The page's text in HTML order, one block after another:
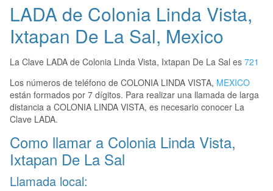
LADA de Colonia Linda Vista,
Ixtapan De La Sal, Mexico
La Clave LADA de Colonia Linda Vista, Ixtapan De La Sal es 721
Los números de teléfono de COLONIA LINDA VISTA, MEXICO
están formados por 7 dígitos. Para realizar una llamada de larga
distancia a COLONIA LINDA VISTA, es necesario conocer La
Clave LADA.
Como llamar a Colonia Linda Vista,
Ixtapan De La Sal
Llamada local: